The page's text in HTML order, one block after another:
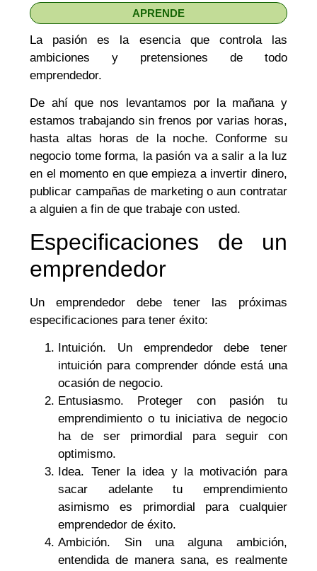
APRENDE
La pasión es la esencia que controla las
ambiciones y pretensiones de todo
emprendedor.
De ahí que nos levantamos por la mañana y
estamos trabajando sin frenos por varias horas,
hasta altas horas de la noche. Conforme su
negocio tome forma, la pasión va a salir a la luz
en el momento en que empieza a invertir dinero,
publicar campañas de marketing o aun contratar
a alguien a fin de que trabaje con usted.
Especificaciones de un
emprendedor
Un emprendedor debe tener las próximas
especificaciones para tener éxito:
Intuición. Un emprendedor debe tener
intuición para comprender dónde está una
ocasión de negocio.
Entusiasmo. Proteger con pasión tu
emprendimiento o tu iniciativa de negocio
ha de ser primordial para seguir con
optimismo.
Idea. Tener la idea y la motivación para
sacar adelante tu emprendimiento
asimismo es primordial para cualquier
emprendedor de éxito.
Ambición. Sin una alguna ambición,
entendida de manera sana, es realmente